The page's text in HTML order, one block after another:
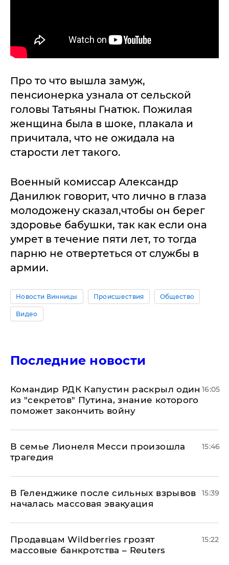
Про то что вышла замуж,
пенсионерка узнала от сельской
головы Татьяны Гнатюк. Пожилая
женщина была в шоке, плакала и
причитала, что не ожидала на
старости лет такого.
Военный комиссар Александр
Данилюк говорит, что лично в глаза
молодожену сказал,чтобы он берег
здоровье бабушки, так как если она
умрет в течение пяти лет, то тогда
парню не отвертеться от службы в
армии.
Новости Винницы Происшествия Общество
Видео
Последние новости
Командир РДК Капустин раскрыл один
из "секретов" Путина, знание которого
поможет закончить войну
16:05
В семье Лионеля Месси произошла
трагедия
15:46
В Геленджике после сильных взрывов
началась массовая эвакуация
15:39
Продавцам Wildberries грозят
массовые банкротства – Reuters
15:22